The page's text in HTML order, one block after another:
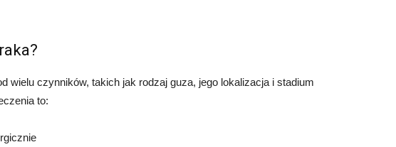
wielu czynników, takich jak rodzaj guza, jego lokalizacja i stadium
to: